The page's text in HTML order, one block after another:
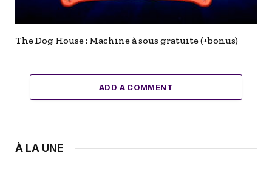
The Dog House : Machine à sous gratuite (+bonus)
ADD A COMMENT
À LA UNE